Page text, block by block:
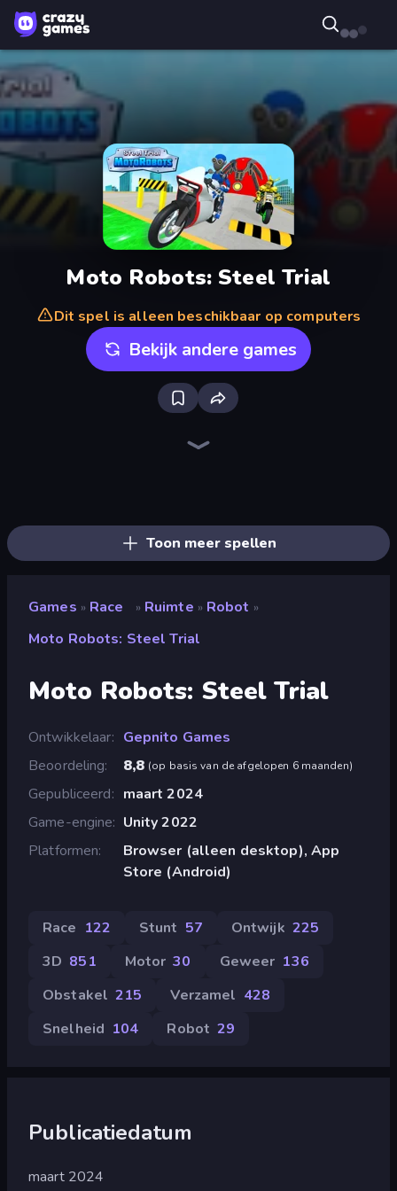
Moto Robots: Steel Trial
Dit spel is alleen beschikbaar op computers
Bekijk andere games
Toon meer spellen
Games » Race » Ruimte » Robot »
Moto Robots: Steel Trial
Moto Robots: Steel Trial
Ontwikkelaar
Gepnito Games
Beoordeling
8,8 (op basis van de afgelopen 6 maanden)
Gepubliceerd
maart 2024
Game-engine
Unity 2022
Platformen
Browser (alleen desktop), App
Store (Android)
Race 122 Stunt 57 Ontwijk 225
3D 851 Motor 30 Geweer 136
Obstakel 215 Verzamel 428
Snelheid 104 Robot 29
Publicatiedatum
maart 2024